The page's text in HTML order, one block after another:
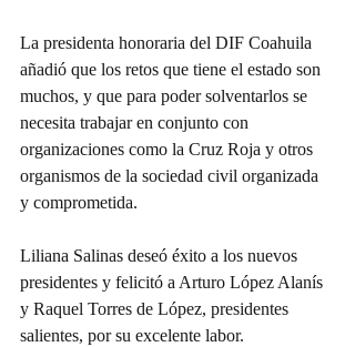
La presidenta honoraria del DIF Coahuila
añadió que los retos que tiene el estado son
muchos, y que para poder solventarlos se
necesita trabajar en conjunto con
organizaciones como la Cruz Roja y otros
organismos de la sociedad civil organizada
y comprometida.
Liliana Salinas deseó éxito a los nuevos
presidentes y felicitó a Arturo López Alanís
y Raquel Torres de López, presidentes
salientes, por su excelente labor.